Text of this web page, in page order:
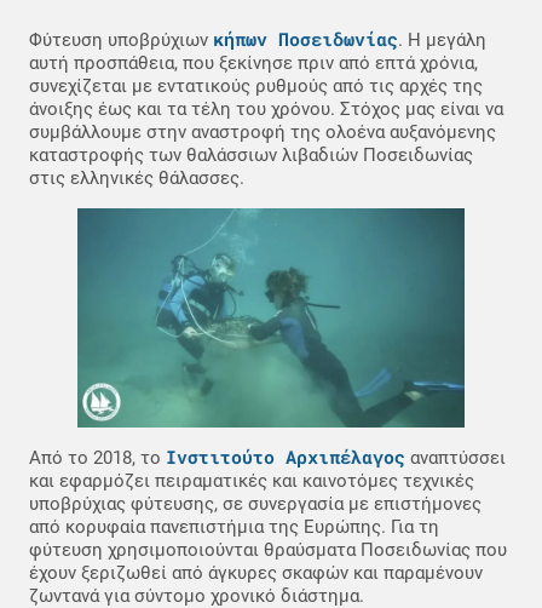
Φύτευση υποβρύχιων κήπων Ποσειδωνίας. Η μεγάλη
αυτή προσπάθεια, που ξεκίνησε πριν από επτά χρόνια,
συνεχίζεται με εντατικούς ρυθμούς από τις αρχές της
άνοιξης έως και τα τέλη του χρόνου. Στόχος μας είναι να
συμβάλλουμε στην αναστροφή της ολοένα αυξανόμενης
καταστροφής των θαλάσσιων λιβαδιών Ποσειδωνίας
στις ελληνικές θάλασσες.
Από το 2018, το Ινστιτούτο Αρχιπέλαγος αναπτύσσει
και εφαρμόζει πειραματικές και καινοτόμες τεχνικές
υποβρύχιας φύτευσης, σε συνεργασία με επιστήμονες
από κορυφαία πανεπιστήμια της Ευρώπης. Για τη
φύτευση χρησιμοποιούνται θραύσματα Ποσειδωνίας που
έχουν ξεριζωθεί από άγκυρες σκαφών και παραμένουν
ζωντανά για σύντομο χρονικό διάστημα.